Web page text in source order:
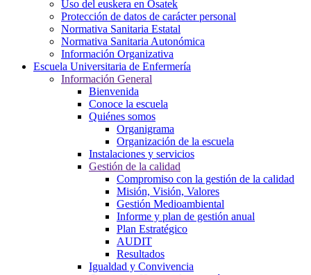
Uso del euskera en Osatek
Protección de datos de carácter personal
Normativa Sanitaria Estatal
Normativa Sanitaria Autonómica
Información Organizativa
Escuela Universitaria de Enfermería
Información General
Bienvenida
Conoce la escuela
Quiénes somos
Organigrama
Organización de la escuela
Instalaciones y servicios
Gestión de la calidad
Compromiso con la gestión de la calidad
Misión, Visión, Valores
Gestión Medioambiental
Informe y plan de gestión anual
Plan Estratégico
AUDIT
Resultados
Igualdad y Convivencia